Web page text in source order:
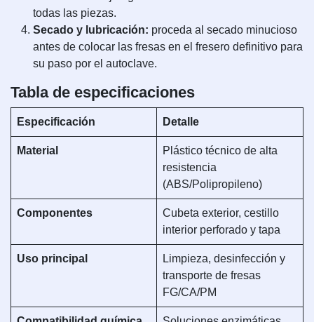
todas las piezas.
Secado y lubricación: proceda al secado minucioso
antes de colocar las fresas en el fresero definitivo para
su paso por el autoclave.
Tabla de especificaciones
Especificación Detalle
Material
Plástico técnico de alta
resistencia
(ABS/Polipropileno)
Componentes
Cubeta exterior, cestillo
interior perforado y tapa
Uso principal
Limpieza, desinfección y
transporte de fresas
FG/CA/PM